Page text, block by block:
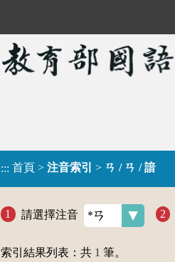
::: 首頁 > 注音索引 > ㄢ / ㄢ / 諳
請選擇注音
索引結果列表：共 1 筆。